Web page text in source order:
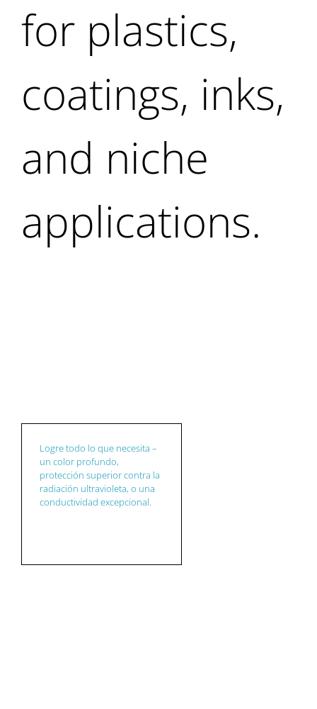
for plastics,
coatings, inks,
and niche
applications.
Logre todo lo que necesita –
un color profundo,
protección superior contra la
radiación ultravioleta, o una
conductividad excepcional.